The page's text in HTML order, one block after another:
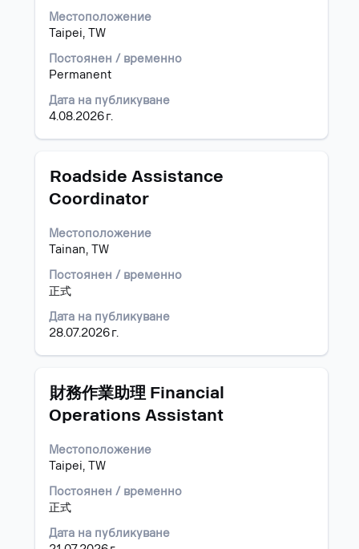
Местоположение
Taipei, TW
Постоянен / временно
Permanent
Дата на публикуване
4.08.2026 г.
бутона
за
интервал,
за
да
пълното
съдържание
на
за
задание.
Позиция
Roadside Assistance
Coordinator
Местоположение
Tainan, TW
Постоянен / временно
正式
Дата на публикуване
28.07.2026 г.
Изберете
бутона
интервал,
за
да
прегледате
пълното
съдържание
на
Позиция
財務作業助理 Financial
Operations Assistant
Местоположение
Taipei, TW
Постоянен / временно
正式
Дата на публикуване
Изберете
с
бутона
интервал,
за
да
прегледате
пълното
съдържание